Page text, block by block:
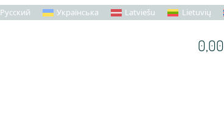
Русский Українська Latviešu Lietuvių
0,00